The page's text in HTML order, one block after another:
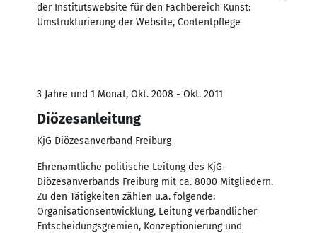
der Institutswebsite für den Fachbereich Kunst:
Umstrukturierung der Website, Contentpflege
3 Jahre und 1 Monat, Okt. 2008 - Okt. 2011
Diözesanleitung
KjG Diözesanverband Freiburg
Ehrenamtliche politische Leitung des KjG-
Diözesanverbands Freiburg mit ca. 8000 Mitgliedern.
Zu den Tätigkeiten zählen u.a. folgende:
Organisationsentwicklung, Leitung verbandlicher
Entscheidungsgremien, Konzeptionierung und